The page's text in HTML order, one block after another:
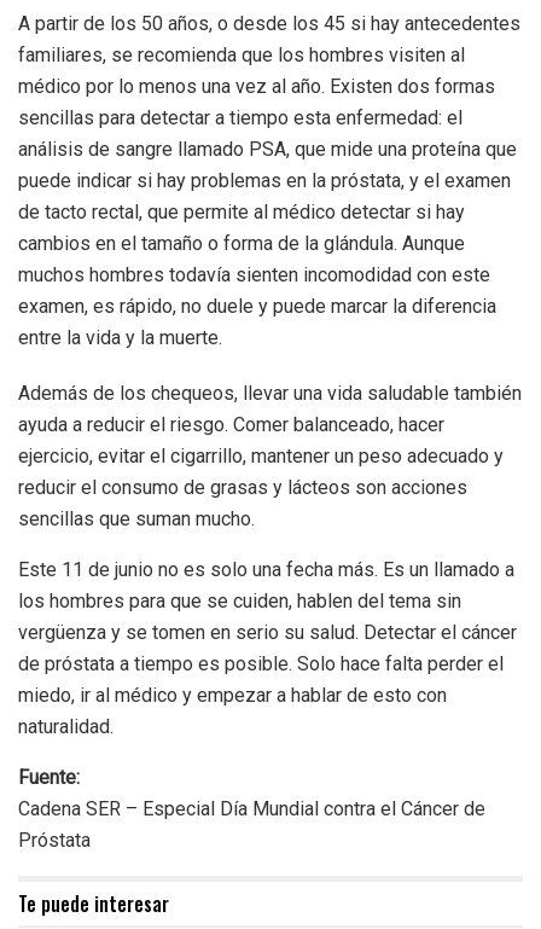
A partir de los 50 años, o desde los 45 si hay antecedentes
familiares, se recomienda que los hombres visiten al
médico por lo menos una vez al año. Existen dos formas
sencillas para detectar a tiempo esta enfermedad: el
análisis de sangre llamado PSA, que mide una proteína que
puede indicar si hay problemas en la próstata, y el examen
de tacto rectal, que permite al médico detectar si hay
cambios en el tamaño o forma de la glándula. Aunque
muchos hombres todavía sienten incomodidad con este
examen, es rápido, no duele y puede marcar la diferencia
entre la vida y la muerte.
Además de los chequeos, llevar una vida saludable también
ayuda a reducir el riesgo. Comer balanceado, hacer
ejercicio, evitar el cigarrillo, mantener un peso adecuado y
reducir el consumo de grasas y lácteos son acciones
sencillas que suman mucho.
Este 11 de junio no es solo una fecha más. Es un llamado a
los hombres para que se cuiden, hablen del tema sin
vergüenza y se tomen en serio su salud. Detectar el cáncer
de próstata a tiempo es posible. Solo hace falta perder el
miedo, ir al médico y empezar a hablar de esto con
naturalidad.
Fuente:
Cadena SER – Especial Día Mundial contra el Cáncer de
Próstata
Te puede interesar